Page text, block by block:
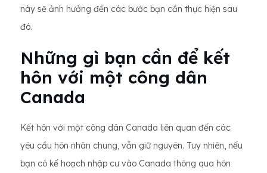
này sẽ ảnh hưởng đến các bước bạn cần thực hiện sau
đó.
Những gì bạn cần để kết
hôn với một công dân
Canada
Kết hôn với một công dân Canada liên quan đến các
yêu cầu hôn nhân chung, vẫn giữ nguyên. Tuy nhiên, nếu
bạn có kế hoạch nhập cư vào Canada thông qua hôn